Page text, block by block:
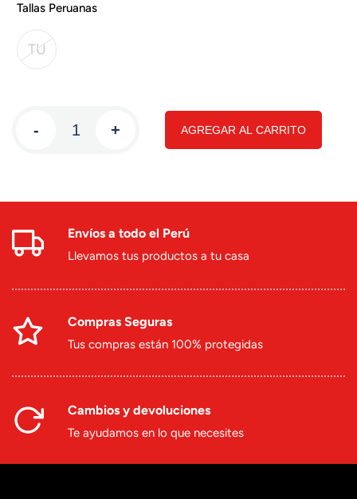
Tallas Peruanas
TU
- + AGREGAR AL CARRITO
Envíos a todo el Perú
Llevamos tus productos a tu casa
Compras Seguras
Tus compras están 100% protegidas
Cambios y devoluciones
Te ayudamos en lo que necesites